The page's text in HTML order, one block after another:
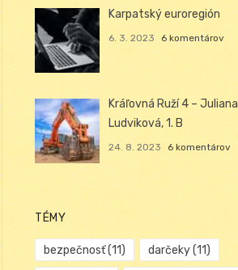
Karpatský euroregión
6. 3. 2023 6 komentárov
Kráľovná Ruží 4 – Juliana
Ludviková, 1. B
24. 8. 2023 6 komentárov
TÉMY
bezpečnosť(11) darčeky(11)